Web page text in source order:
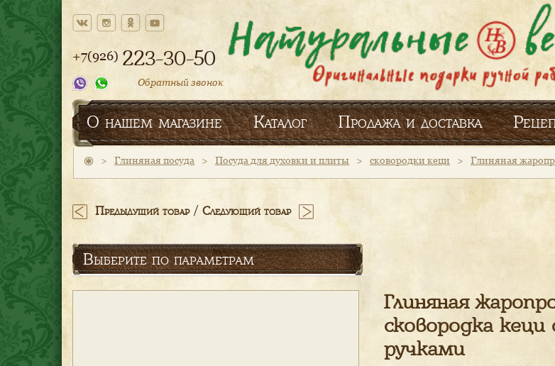
+7(926) 223-30-50
Обратный звонок
О нашем магазине Каталог Продажа и доставка
> Глиняная посуда > Посуда для духовки и плиты > сковородки кеци > Глиняная
Предыдущий товар/ Следующий товар
Выберите по параметрам
Глиняная
сковородка кеци
ручками